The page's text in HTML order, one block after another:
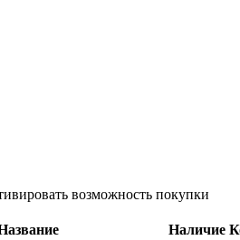
возможность покупки
Наличие